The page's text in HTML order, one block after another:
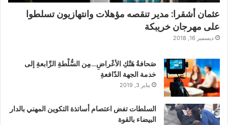
عثمان أشقرا: مدير تنقصه مؤهلات وانتهازيون تسلطوا
على مهرجان خريبكة
ديسمبر 16, 2018
صَحافةُ هَتْكِ الأعْراضِ…مِن السُّلْطةِ الرِّابعةِ إلى
خدمة الجهة الدّافعةِ
يناير 3, 2019
السلطات تفض اعتصام أساتذة التكوين المهني بالدار
البيضاء بالقوة